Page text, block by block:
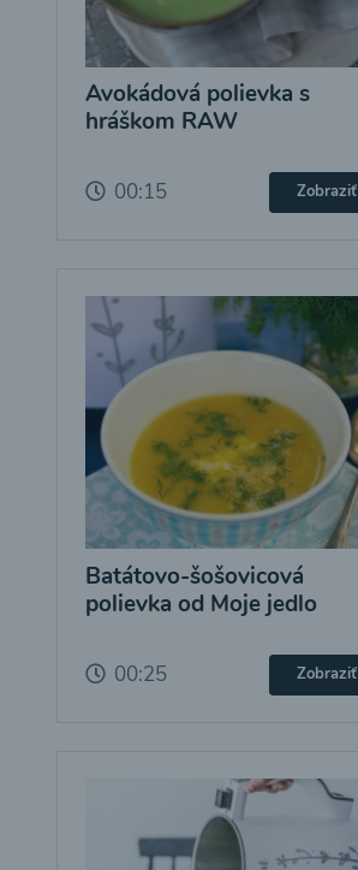
Avokádová polievka s
hráškom RAW
00:15 Zobraziť
Batátovo-šošovicová
polievka od Moje jedlo
00:25 Zobraziť